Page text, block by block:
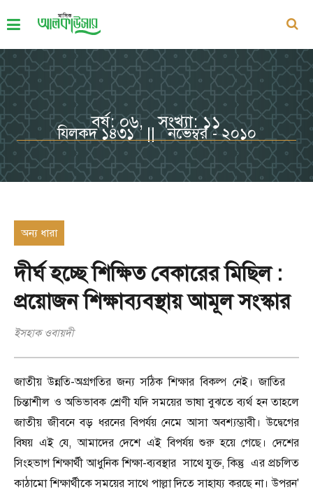
বর্ষ: ০৬, সংখ্যা: ১১
যিলকদ ১৪৩১ || নভেম্বর - ২০১০
অন্য ধারা
দীর্ঘ হচ্ছে শিক্ষিত বেকারের মিছিল :
প্রয়োজন শিক্ষাব্যবস্থায় আমূল সংস্কার
ইসহাক ওবায়দী
জাতীয় উন্নতি-অগ্রগতির জন্য সঠিক শিক্ষার বিকল্প নেই। জাতির
চিন্তাশীল ও অভিভাবক শ্রেণী যদি সময়ের ভাষা বুঝতে ব্যর্থ হন তাহলে
জাতীয় জীবনে বড় ধরনের বিপর্যয় নেমে আসা অবশ্যম্ভাবী। উদ্বেগের
বিষয় এই যে,আমাদের দেশে এই বিপর্যয় শুরু হয়ে গেছে। দেশের
সিংহভাগ শিক্ষার্থী আধুনিক শিক্ষা-ব্যবস্থার সাথে যুক্ত,কিন্তু এর প্রচলিত
কাঠামো শিক্ষার্থীকে সময়ের সাথে পাল্লা দিতে সাহায্য করছে না। উপরন'